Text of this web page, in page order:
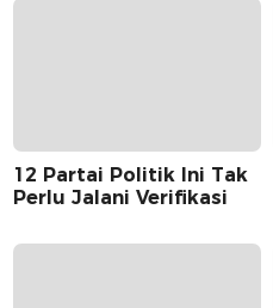
12 Partai Politik Ini Tak
Perlu Jalani Verifikasi